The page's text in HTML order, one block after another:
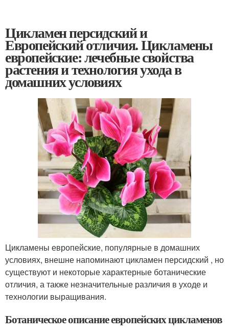
Цикламен персидский и
Европейский отличия. Цикламены
европейские: лечебные свойства
растения и технология ухода в
домашних условиях
Цикламены европейские, популярные в домашних
условиях, внешне напоминают цикламен персидский , но
существуют и некоторые характерные ботанические
отличия, а также незначительные различия в уходе и
технологии выращивания.
Ботаническое описание европейских цикламенов